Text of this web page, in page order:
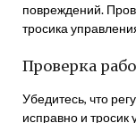
повреждений.
тросика
Проверка
Убедитесь, что
исправно и